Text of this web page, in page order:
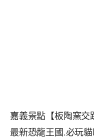
嘉義景點【板陶窯交
最新恐龍王國.必玩